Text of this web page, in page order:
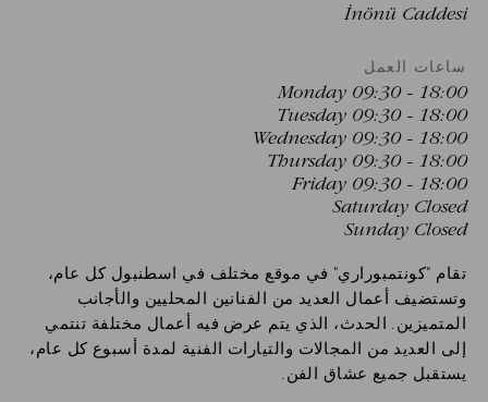
حاضر
التحقق من صحة
İnönü Caddesi
ساعات العمل
Monday 09:30 - 18:00
Tuesday 09:30 - 18:00
Wednesday 09:30 - 18:00
Thursday 09:30 - 18:00
Friday 09:30 - 18:00
Saturday Closed
Sunday Closed
تقام "كونتمبوراري" في موقع مختلف في اسطنبول كل عام،
وتستضيف أعمال العديد من الفنانين المحليين والأجانب
المتميزين. الحدث، الذي يتم عرض فيه أعمال مختلفة تنتمي
إلى العديد من المجالات والتيارات الفنية لمدة أسبوع كل عام،
يستقبل جميع عشاق الفن.